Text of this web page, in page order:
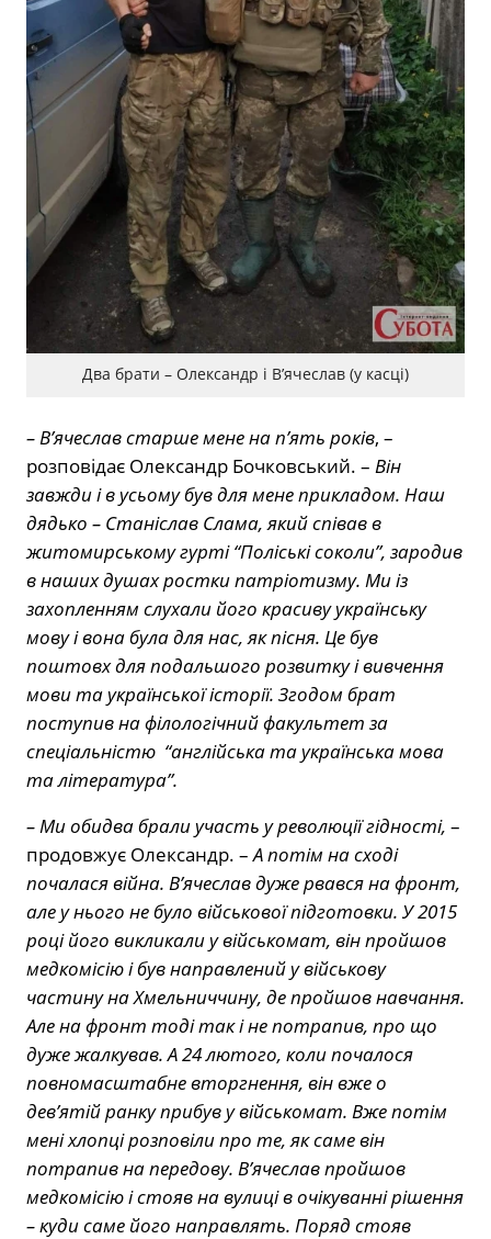
Два брати – Олександр і В’ячеслав (у касці)
– В’ячеслав старше мене на п’ять років, –
розповідає Олександр Бочковський. – Він
завжди і в усьому був для мене прикладом. Наш
дядько – Станіслав Слама, який співав в
житомирському гурті “Поліські соколи”, зародив
в наших душах ростки патріотизму. Ми із
захопленням слухали його красиву українську
мову і вона була для нас, як пісня. Це був
поштовх для подальшого розвитку і вивчення
мови та української історії. Згодом брат
поступив на філологічний факультет за
спеціальністю “англійська та українська мова
та література”.
– Ми обидва брали участь у революції гідності, –
продовжує Олександр. –А потім на сході
почалася війна. В’ячеслав дуже рвався на фронт,
але у нього не було військової підготовки. У 2015
році його викликали у військомат, він пройшов
медкомісію і був направлений у військову
частину на Хмельниччину, де пройшов навчання.
Але на фронт тоді так і не потрапив, про що
дуже жалкував. А 24 лютого, коли почалося
повномасштабне вторгнення, він вже о
дев’ятій ранку прибув у військомат. Вже потім
мені хлопці розповіли про те, як саме він
потрапив на передову. В’ячеслав пройшов
медкомісію і стояв на вулиці в очікуванні рішення
– куди саме його направлять. Поряд стояв